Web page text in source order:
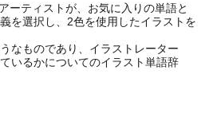
ーティストが、お気に入りの単語と
を選択し、2色を使用したイラストを
なものであり、イラストレーター
いるかについてのイラスト単語辞